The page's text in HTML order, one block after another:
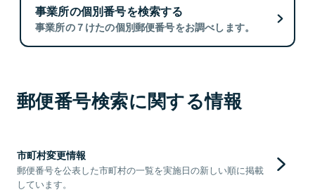
事業所の個別番号を検索する
事業所の７けたの個別郵便番号をお調べします。
郵便番号検索に関する情報
市町村変更情報
郵便番号を公表した市町村の一覧を実施日の新しい順に掲載
しています。